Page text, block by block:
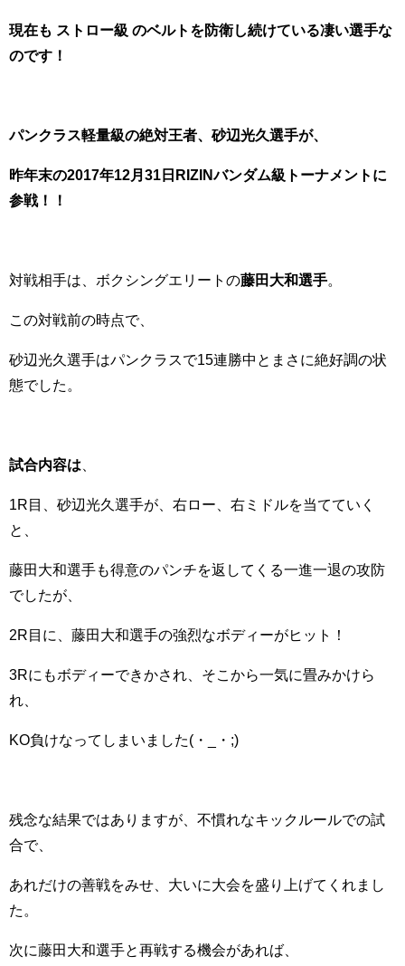
現在も ストロー級 のベルトを防衛し続けている凄い選手な
のです！
パンクラス軽量級の絶対王者、砂辺光久選手が、
昨年末の2017年12月31日RIZINバンダム級トーナメントに
参戦！！
対戦相手は、ボクシングエリートの藤田大和選手
この対戦前の時点で、
砂辺光久選手はパンクラスで15連勝中とまさに絶好調の状
態でした。
試合内容は
1R目、砂辺光久選手が、右ロー、右ミドルを当てていく
と、
藤田大和選手も得意のパンチを返してくる一進一退の攻防
でしたが、
2R目に、藤田大和選手の強烈なボディーがヒット！
3Rにもボディーできかされ、そこから一気に畳みかけら
れ、
KO負けなってしまいました(・_・;)
残念な結果ではありますが、不慣れなキックルールでの試
合で、
あれだけの善戦をみせ、大いに大会を盛り上げてくれまし
た。
次に藤田大和選手と再戦する機会があれば、